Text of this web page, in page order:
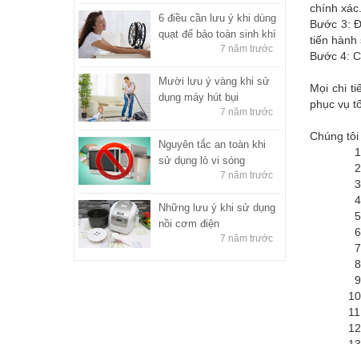
chính xác.
Bước 3:
tiến hành
Bước 4:
Mọi chi
phục vụ
Chúng
1. Dịch
2. Dịch
3. Dịch
4. Dịch
5. Dịch
6. Dịch
7. Dịch
8. Dịch
9. Dịch
10.
11.
12.
6 điều cần lưu ý khi dùng
quạt để bảo toàn sinh khí
7 năm trước
Mười lưu ý vàng khi sử
dụng máy hút bụi
7 năm trước
Nguyên tắc an toàn khi
sử dụng lò vi sóng
7 năm trước
Những lưu ý khi sử dụng
nồi cơm điện
7 năm trước